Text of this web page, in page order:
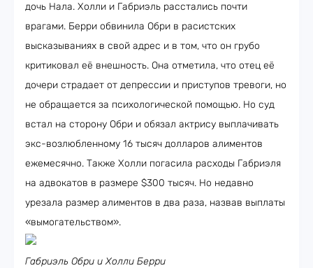
дочь Нала. Холли и Габриэль расстались почти
врагами. Берри обвинила Обри в расистских
высказываниях в свой адрес и в том, что он грубо
критиковал её внешность. Она отметила, что отец её
дочери страдает от депрессии и приступов тревоги, но
не обращается за психологической помощью. Но суд
встал на сторону Обри и обязал актрису выплачивать
экс-возлюбленному 16 тысяч долларов алиментов
ежемесячно. Также Холли погасила расходы Габриэля
на адвокатов в размере $300 тысяч. Но недавно
урезала размер алиментов в два раза, назвав выплаты
«вымогательством».
Габриэль Обри и Холли Берри